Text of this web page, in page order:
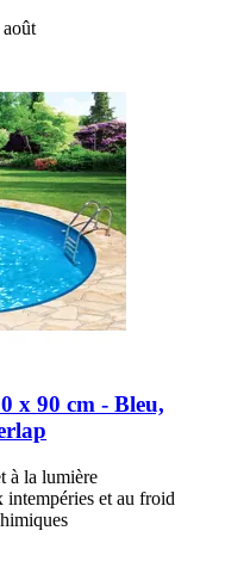
x 90 cm -​ Bleu,
à la lumière
intempéries et au froid